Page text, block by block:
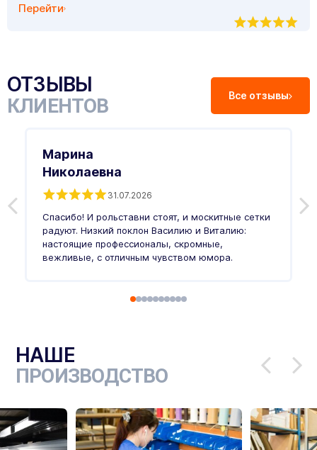
Перейти
ОТЗЫВЫ
КЛИЕНТОВ Все отзывы
Марина
Николаевна
31.07.2026
Спасибо! И рольставни стоят, и москитные сетки
радуют. Низкий поклон Василию и Виталию:
настоящие профессионалы, скромные,
вежливые, с отличным чувством юмора.
НАШЕ
ПРОИЗВОДСТВО